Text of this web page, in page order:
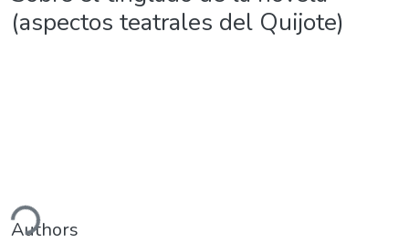
(aspectos teatrales del Quijote)
Authors